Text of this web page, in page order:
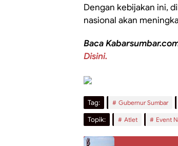
Dengan kebijakan ini,
nasional akan
Baca
Disini.
Tag: Gubernur Sumbar
Topik: Atlet Event